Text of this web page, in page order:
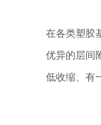
在各类塑胶基
优异的层间附
低收缩、有一